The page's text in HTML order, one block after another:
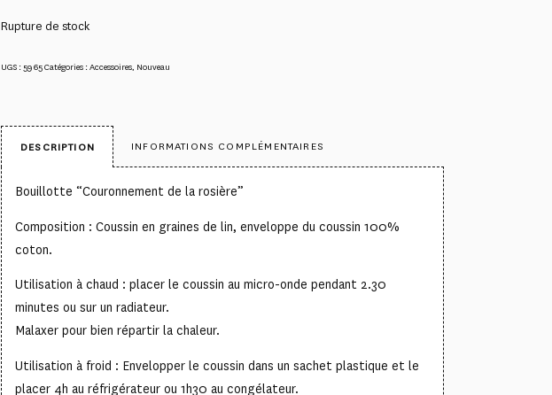
Rupture de stock
UGS : 5965Catégories :Accessoires, Nouveau
DESCRIPTION INFORMATIONS COMPLÉMENTAIRES
Bouillotte “Couronnement de la rosière”
Composition : Coussin en graines de lin, enveloppe du coussin 100%
coton.
Utilisation à chaud : placer le coussin au micro-onde pendant 2.30
minutes ou sur un radiateur.
Malaxer pour bien répartir la chaleur.
Utilisation à froid : Envelopper le coussin dans un sachet plastique et le
placer 4h au réfrigérateur ou 1h30 au congélateur.